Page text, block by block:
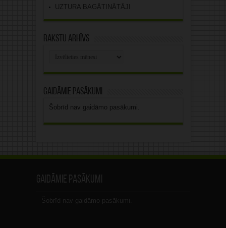
UZTURA BAGĀTINĀTĀJI
Rakstu arhīvs
Gaidāmie pasākumi
Šobrīd nav gaidāmo pasākumi.
Gaidāmie pasākumi
Šobrīd nav gaidāmo pasākumi.